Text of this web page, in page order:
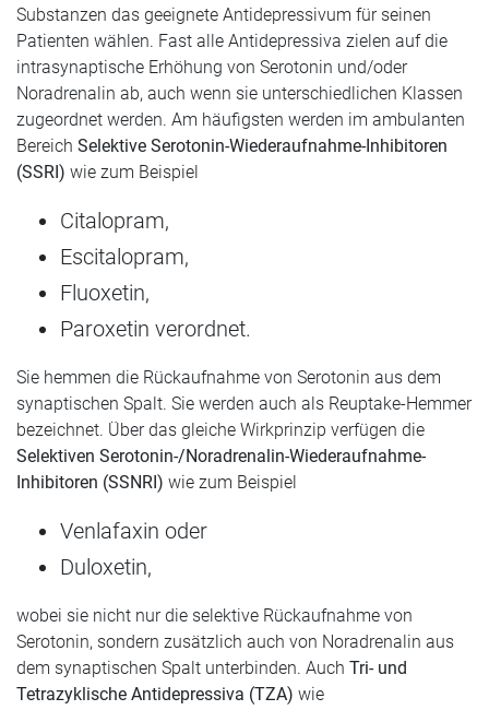
Substanzen das geeignete Antidepressivum für seinen
Patienten wählen. Fast alle Antidepressiva zielen auf die
intrasynaptische Erhöhung von Serotonin und/oder
Noradrenalin ab, auch wenn sie unterschiedlichen Klassen
zugeordnet werden. Am häufigsten werden im ambulanten
Bereich Selektive Serotonin-Wiederaufnahme-Inhibitoren
(SSRI) wie zum Beispiel
Citalopram,
Escitalopram,
Fluoxetin,
Paroxetin verordnet.
Sie hemmen die Rückaufnahme von Serotonin aus dem
synaptischen Spalt. Sie werden auch als Reuptake-Hemmer
bezeichnet. Über das gleiche Wirkprinzip verfügen die
Selektiven Serotonin-/Noradrenalin-Wiederaufnahme-
Inhibitoren (SSNRI) wie zum Beispiel
Venlafaxin oder
Duloxetin,
wobei sie nicht nur die selektive Rückaufnahme von
Serotonin, sondern zusätzlich auch von Noradrenalin aus
dem synaptischen Spalt unterbinden. Auch Tri- und
Tetrazyklische Antidepressiva (TZA) wie